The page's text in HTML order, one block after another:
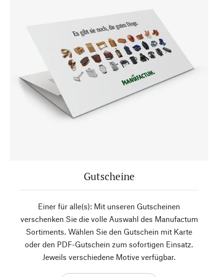
Gutscheine
Einer für alle(s): Mit unseren Gutscheinen
verschenken Sie die volle Auswahl des Manufactum
Sortiments. Wählen Sie den Gutschein mit Karte
oder den PDF-Gutschein zum sofortigen Einsatz.
Jeweils verschiedene Motive verfügbar.